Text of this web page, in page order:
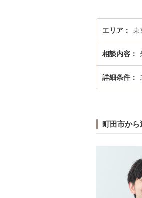
エリア 東
相談内容
詳細条件
町田市から